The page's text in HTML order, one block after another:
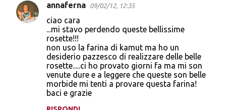
annaferna 09/02/12, 12:35
ciao cara
...mi stavo perdendo queste bellissime
rosette!!!
non uso la farina di kamut ma ho un
desiderio pazzesco di realizzare delle belle
rosette.....ci ho provato giorni fa ma mi son
venute dure e a leggere che queste son belle
morbide mi tenti a provare questa farina!
baci e grazie